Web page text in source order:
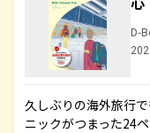
D-
久しぶりの海外旅行
ニックがつまった24